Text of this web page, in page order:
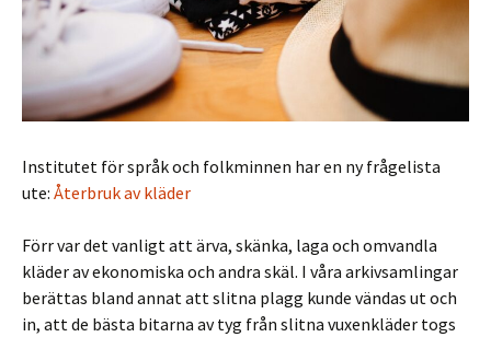
Institutet för språk och folkminnen har en ny frågelista
ute: Återbruk av kläder
Förr var det vanligt att ärva, skänka, laga och omvandla
kläder av ekonomiska och andra skäl. I våra arkivsamlingar
berättas bland annat att slitna plagg kunde vändas ut och
in, att de bästa bitarna av tyg från slitna vuxenkläder togs